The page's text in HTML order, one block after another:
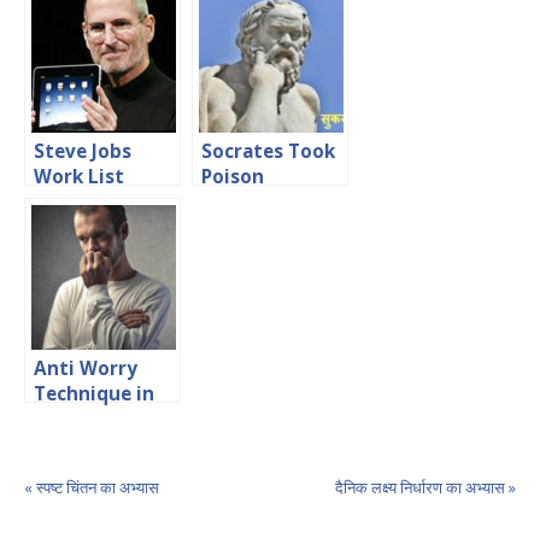
Steve Jobs
Work List
Shows
Creativity
Socrates Took
Poison
Anti Worry
Technique in
« स्पष्ट चिंतन का अभ्यास दैनिक लक्ष्य निर्धारण का अभ्यास »